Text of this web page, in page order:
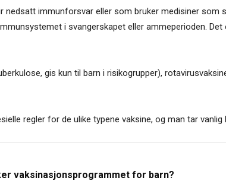
nedsatt immunforsvar eller som bruker medisiner som
i svangerskapet eller ammeperioden.
gis kun til barn i risikogrupper),
regler for de ulike typene vaksine, og man tar
vaksinasjonsprogrammet for barn?